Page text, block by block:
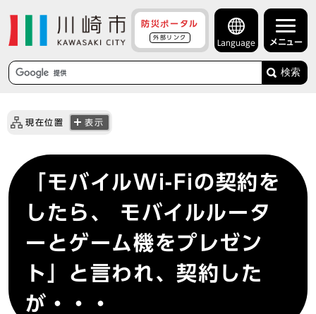
防災ポータル
外部リンク
Language メニュー
検索
現在位置 表示
「モバイルWi-Fiの契約を
したら、 モバイルルータ
ーとゲーム機をプレゼン
ト」と言われ、契約した
が・・・